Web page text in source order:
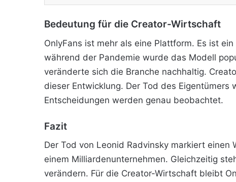
Bedeutung für die Creator-Wirtschaft
OnlyFans ist mehr als eine Plattform. Es ist
während der Pandemie wurde das Modell
veränderte sich die Branche nachhaltig.
dieser Entwicklung. Der Tod des
Entscheidungen werden genau beobachtet.
Fazit
Der Tod von Leonid Radvinsky markiert
einem Milliardenunternehmen. Gleichzeitig
verändern. Für die Creator-Wirtschaft bleibt